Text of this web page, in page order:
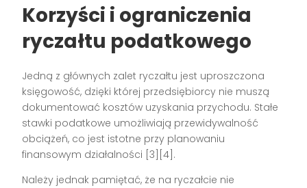
Korzyści i ograniczenia
ryczałtu podatkowego
Jedną z głównych zalet ryczałtu jest uproszczona
księgowość, dzięki której przedsiębiorcy nie muszą
dokumentować kosztów uzyskania przychodu. Stałe
stawki podatkowe umożliwiają przewidywalność
obciążeń, co jest istotne przy planowaniu
finansowym działalności [3][4].
Należy jednak pamiętać, że na ryczałcie nie